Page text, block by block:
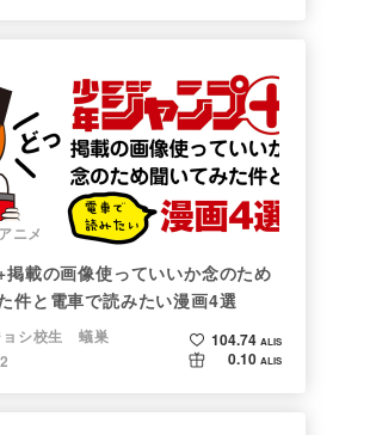
ニメ
掲載の画像使っていいか念のため
件と電車で読みたい漫画4選
ョシ校生 蟻巣
104.74 ALIS
0.10 ALIS